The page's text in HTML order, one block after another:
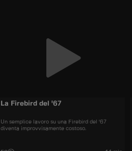
La Firebird del '67
Un semplice lavoro su una Firebird del '67
diventa improvvisamente costoso.